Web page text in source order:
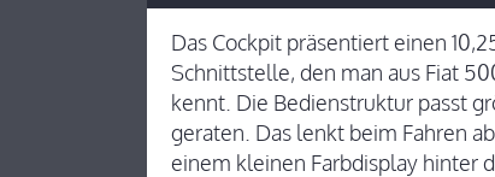
Das Cockpit präsentiert einen
Schnittstelle, den man aus Fiat
kennt. Die Bedienstruktur passt
geraten. Das lenkt beim Fahren
einem kleinen Farbdisplay hinter